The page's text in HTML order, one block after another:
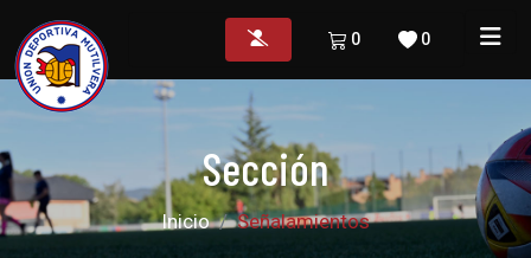
0
0
Sección
Inicio Señalamientos